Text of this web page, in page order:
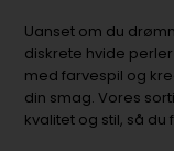
Uanset om du
diskrete hvide
med farvespil og
din smag. Vores
kvalitet og stil, så du